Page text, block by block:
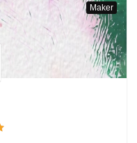
Maker